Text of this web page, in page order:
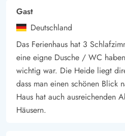
Feriengebietes Bjerregård schnell
morgens mit frischen Brötchen
regionale Köstlichkeiten findet ihr
Gast
Deutschland
Das Ferienhaus hat 3
eine eigne Dusche / WC
wichtig war. Die Heide liegt
dass man einen schönen Blick
Haus hat auch ausreichenden
Häusern.